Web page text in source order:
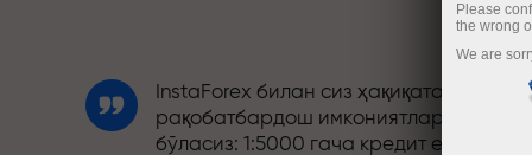
InstaForex билан сиз ҳақиқатан
рақобатбардош имкониятларга эга
бўласиз: 1:5000 гача кредит елкаси,
Please
the wrong
We are